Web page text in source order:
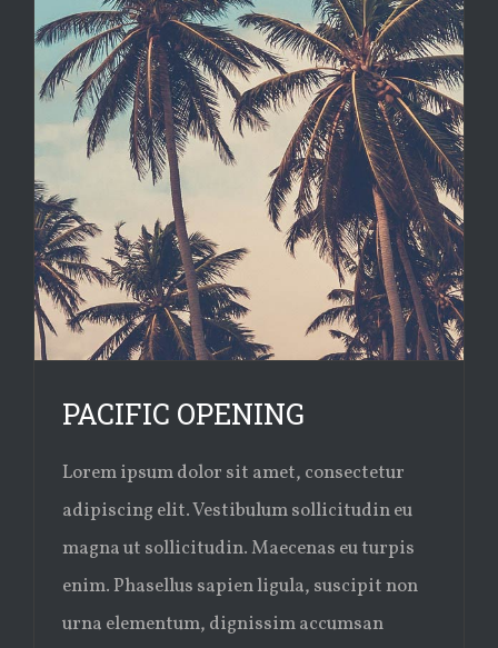
PACIFIC OPENING
Lorem ipsum dolor sit amet, consectetur
adipiscing elit. Vestibulum sollicitudin eu
magna ut sollicitudin. Maecenas eu turpis
enim. Phasellus sapien ligula, suscipit non
urna elementum, dignissim accumsan